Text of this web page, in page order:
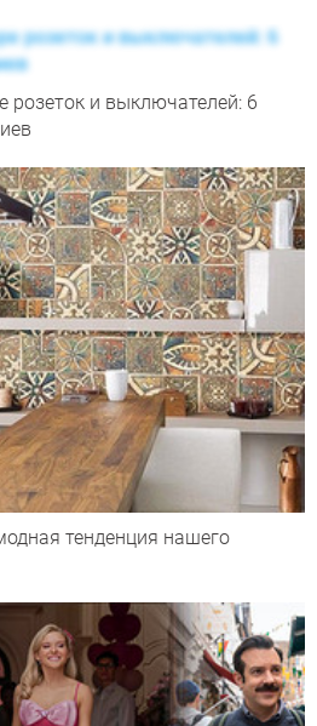
розеток и выключателей: 6
тенденция нашего